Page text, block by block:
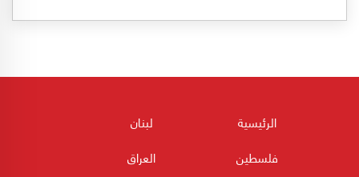
الرئيسية
لبنان
فلسطين
العراق